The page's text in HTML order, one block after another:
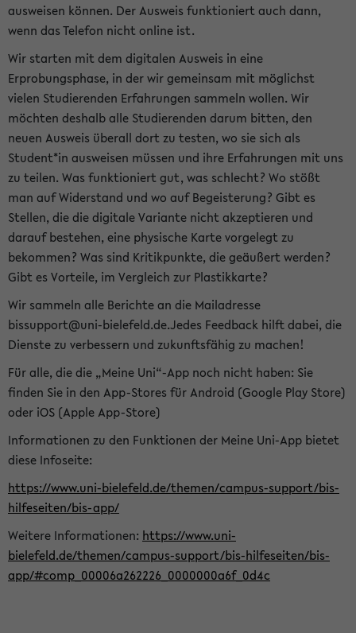
ausweisen können. Der Ausweis funktioniert auch dann,
wenn das Telefon nicht online ist.
Wir starten mit dem digitalen Ausweis in eine
Erprobungsphase, in der wir gemeinsam mit möglichst
vielen Studierenden Erfahrungen sammeln wollen. Wir
möchten deshalb alle Studierenden darum bitten, den
neuen Ausweis überall dort zu testen, wo sie sich als
Student*in ausweisen müssen und ihre Erfahrungen mit uns
zu teilen. Was funktioniert gut, was schlecht? Wo stößt
man auf Widerstand und wo auf Begeisterung? Gibt es
Stellen, die die digitale Variante nicht akzeptieren und
darauf bestehen, eine physische Karte vorgelegt zu
bekommen? Was sind Kritikpunkte, die geäußert werden?
Gibt es Vorteile, im Vergleich zur Plastikkarte?
Wir sammeln alle Berichte an die Mailadresse
bissupport@uni-bielefeld.de.Jedes Feedback hilft dabei, die
Dienste zu verbessern und zukunftsfähig zu machen!
Für alle, die die „Meine Uni“-App noch nicht haben: Sie
finden Sie in den App-Stores für Android (Google Play Store)
oder iOS (Apple App-Store)
Informationen zu den Funktionen der Meine Uni-App bietet
diese Infoseite:
https://www.uni-bielefeld.de/themen/campus-support/bis-
hilfeseiten/bis-app/
Weitere Informationen: https://www.uni-
bielefeld.de/themen/campus-support/bis-hilfeseiten/bis-
app/#comp_00006a262226_0000000a6f_0d4c